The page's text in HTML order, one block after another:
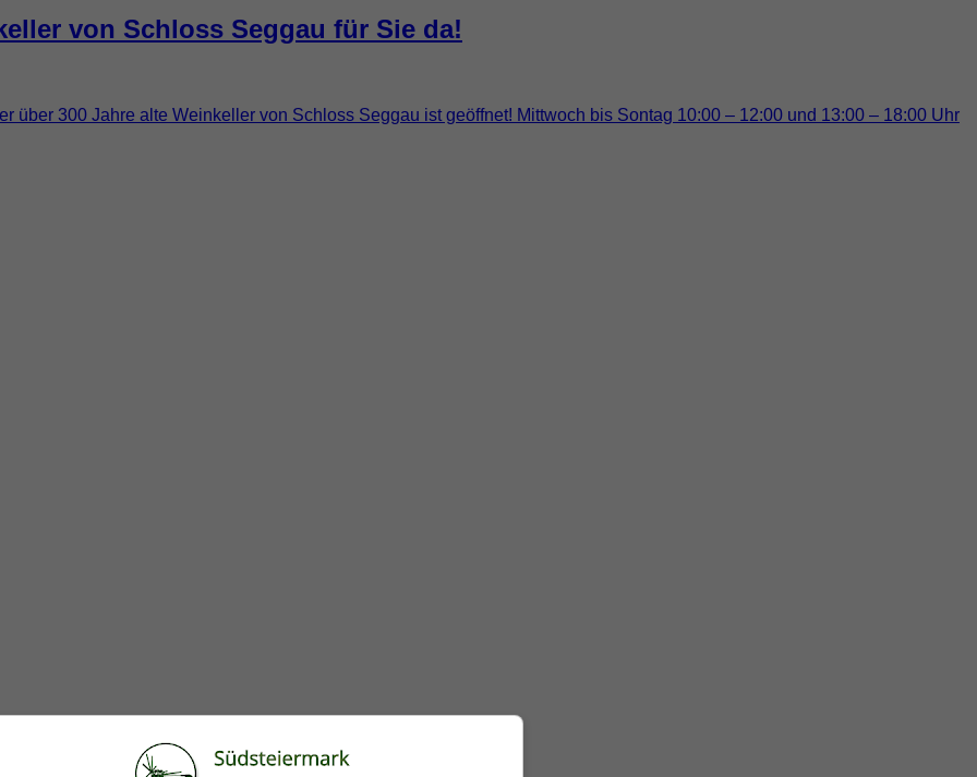
von Schloss Seggau für Sie da!
über 300 Jahre alte Weinkeller von Schloss Seggau ist geöffnet! Mittwoch bis Sontag 10:00 – 12:00 und 13:00 – 18:00 Uhr